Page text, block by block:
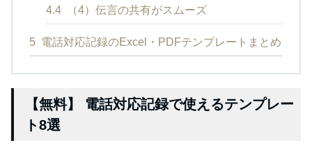
4.4 （4）伝言の共有がスムーズ
5 電話対応記録のExcel・PDFテンプレートまとめ
【無料】 電話対応記録で使えるテンプレー
ト8選